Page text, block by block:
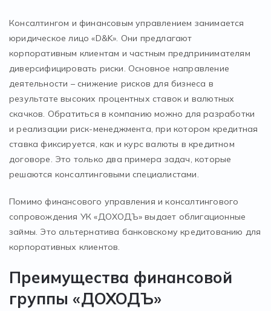
Консалтингом и финансовым управлением занимается
юридическое лицо «D&K». Они предлагают
корпоративным клиентам и частным предпринимателям
диверсифицировать риски. Основное направление
деятельности – снижение рисков для бизнеса в
результате высоких процентных ставок и валютных
скачков. Обратиться в компанию можно для разработки
и реализации риск-менеджмента, при котором кредитная
ставка фиксируется, как и курс валюты в кредитном
договоре. Это только два примера задач, которые
решаются консалтинговыми специалистами.
Помимо финансового управления и консалтингового
сопровождения УК «ДОХОДЪ» выдает облигационные
займы. Это альтернатива банковскому кредитованию для
корпоративных клиентов.
Преимущества финансовой
группы «ДОХОДЪ»